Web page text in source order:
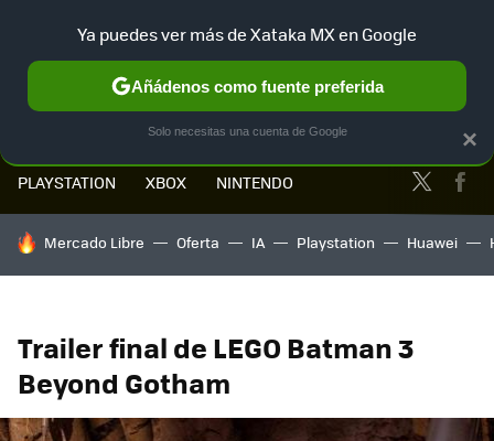
PLAYSTATION XBOX NINTENDO Twitter
HOY SE HABLA DE
Mercado Libre Oferta IA Playstation Huawei
Trailer final de LEGO Batman 3
Beyond Gotham
×
Ya puedes ver más de Xataka MX en Google
Añádenos como fuente preferida
Solo necesitas una cuenta de Google